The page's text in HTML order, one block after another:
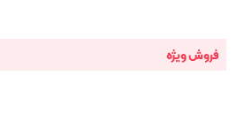
فروش ویژه